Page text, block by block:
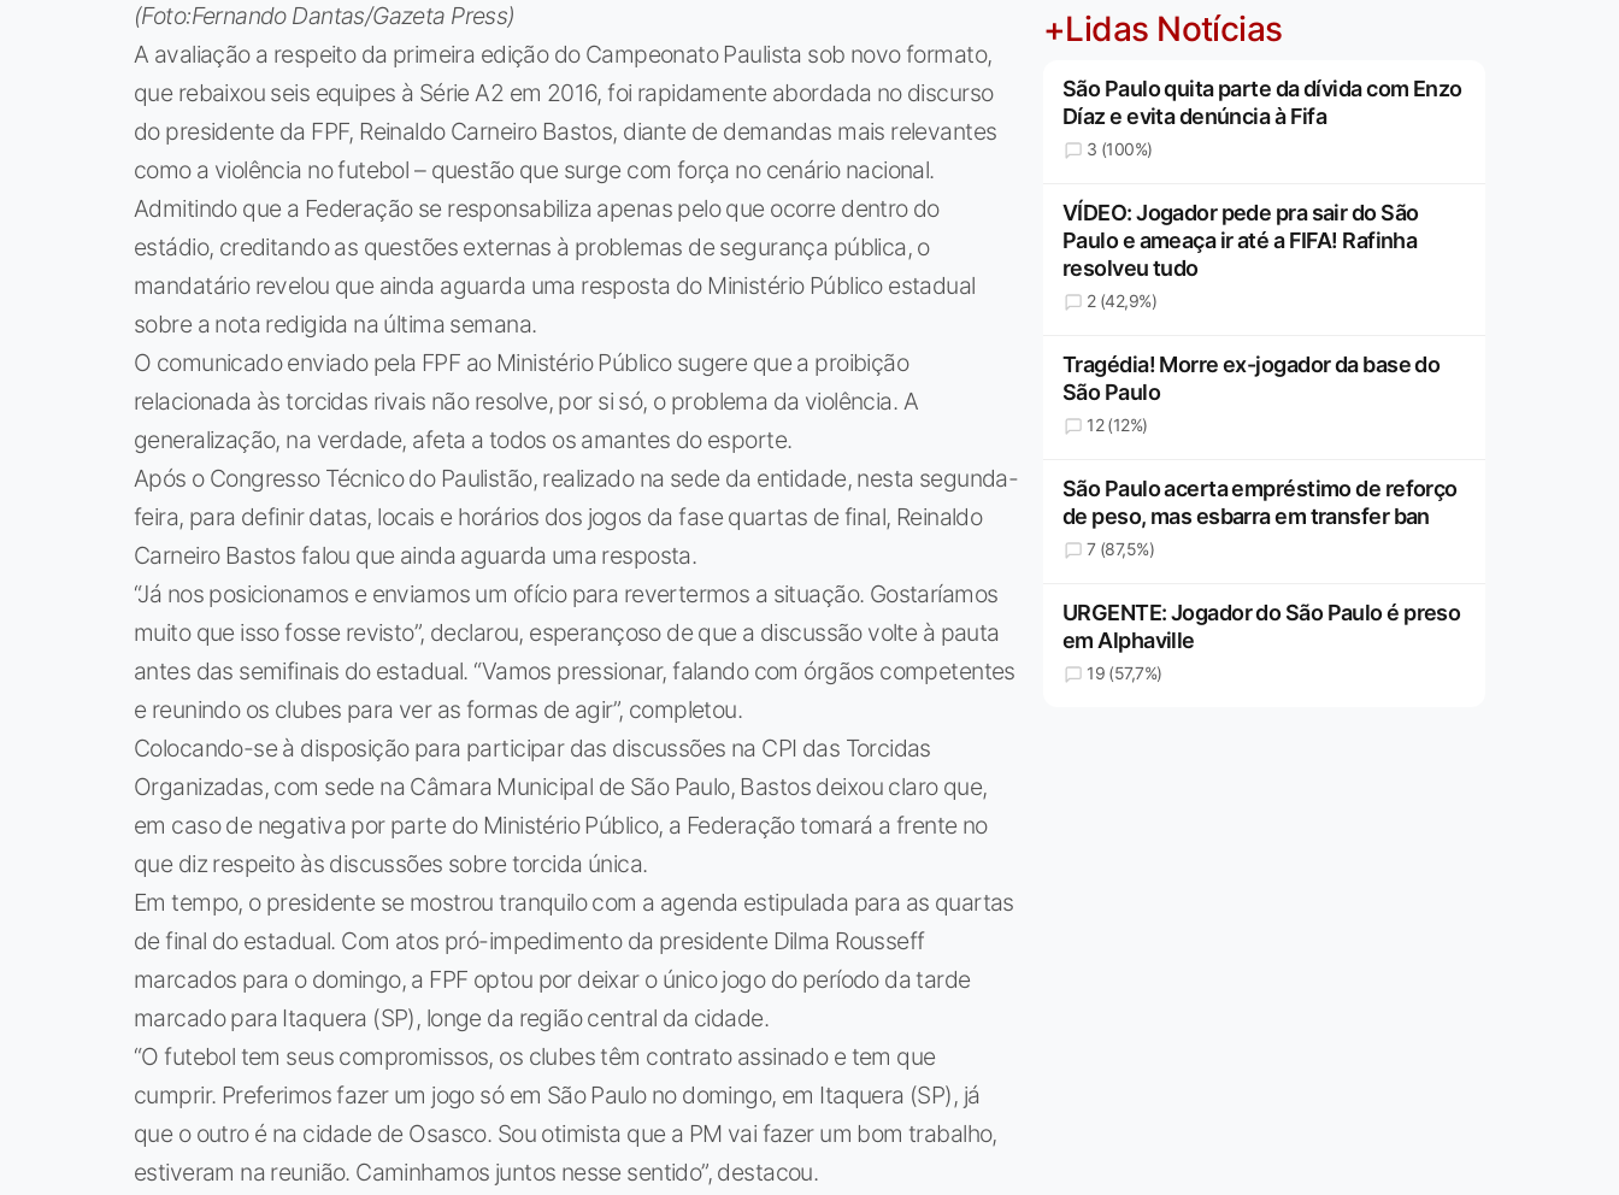
(Foto:Fernando Dantas/Gazeta Press)
A avaliação a respeito da primeira edição do Campeonato Paulista sob novo formato,
que rebaixou seis equipes à Série A2 em 2016, foi rapidamente abordada no discurso
do presidente da FPF, Reinaldo Carneiro Bastos, diante de demandas mais relevantes
como a violência no futebol – questão que surge com força no cenário nacional.
Admitindo que a Federação se responsabiliza apenas pelo que ocorre dentro do
estádio, creditando as questões externas à problemas de segurança pública, o
mandatário revelou que ainda aguarda uma resposta do Ministério Público estadual
sobre a nota redigida na última semana.
O comunicado enviado pela FPF ao Ministério Público sugere que a proibição
relacionada às torcidas rivais não resolve, por si só, o problema da violência. A
generalização, na verdade, afeta a todos os amantes do esporte.
Após o Congresso Técnico do Paulistão, realizado na sede da entidade, nesta segunda-
feira, para definir datas, locais e horários dos jogos da fase quartas de final, Reinaldo
Carneiro Bastos falou que ainda aguarda uma resposta.
“Já nos posicionamos e enviamos um ofício para revertermos a situação. Gostaríamos
muito que isso fosse revisto”, declarou, esperançoso de que a discussão volte à pauta
antes das semifinais do estadual. “Vamos pressionar, falando com órgãos competentes
e reunindo os clubes para ver as formas de agir”, completou.
Colocando-se à disposição para participar das discussões na CPI das Torcidas
Organizadas, com sede na Câmara Municipal de São Paulo, Bastos deixou claro que,
em caso de negativa por parte do Ministério Público, a Federação tomará a frente no
que diz respeito às discussões sobre torcida única.
Em tempo, o presidente se mostrou tranquilo com a agenda estipulada para as quartas
de final do estadual. Com atos pró-impedimento da presidente Dilma Rousseff
marcados para o domingo, a FPF optou por deixar o único jogo do período da tarde
marcado para Itaquera (SP), longe da região central da cidade.
“O futebol tem seus compromissos, os clubes têm contrato assinado e tem que
cumprir. Preferimos fazer um jogo só em São Paulo no domingo, em Itaquera (SP), já
que o outro é na cidade de Osasco. Sou otimista que a PM vai fazer um bom trabalho,
estiveram na reunião. Caminhamos juntos nesse sentido”, destacou.
+Lidas Notícias
São Paulo quita parte da dívida com Enzo
Díaz e evita denúncia à Fifa
3 (100%)
VÍDEO: Jogador pede pra sair do São
Paulo e ameaça ir até a FIFA! Rafinha
resolveu tudo
2 (42,9%)
Tragédia! Morre ex-jogador da base do
São Paulo
12 (12%)
São Paulo acerta empréstimo de reforço
de peso, mas esbarra em transfer ban
7 (87,5%)
URGENTE: Jogador do São Paulo é preso
em Alphaville
19 (57,7%)